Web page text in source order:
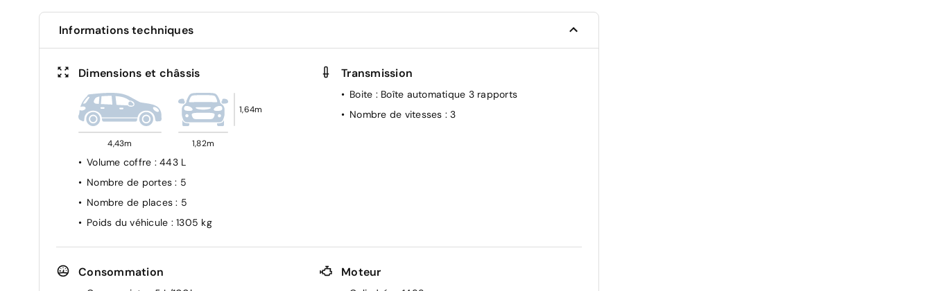
Alerte de circulation transversale AR (RCTA)
Feux de jour à LED
Feux AR à LED
Informations techniques
Dimensions et châssis
4,43m 1,82m
1,64m
Volume coffre : 443 L
Nombre de portes: 5
Nombre de places: 5
Poids du véhicule : 1305 kg
Transmission
Boite : Boîte automatique 3 rapports
Nombre de vitesses : 3
Consommation Moteur